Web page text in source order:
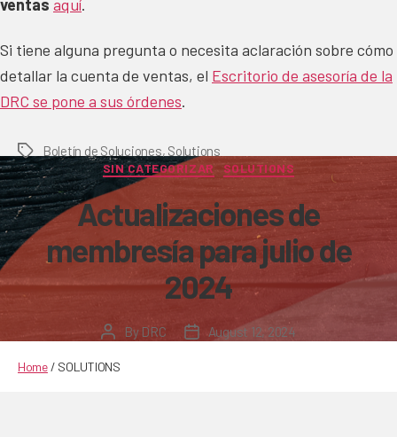
ventas aquí.
Si tiene alguna pregunta o necesita aclaración sobre cómo
detallar la cuenta de ventas, el Escritorio de asesoría de la
DRC se pone a sus órdenes.
TagsBoletín de Soluciones, Solutions
Categories
SIN CATEGORIZAR SOLUTIONS
Actualizaciones de
membresía para julio de
2024
PostBy DRC
PostAugust 12, 2024
Home/ SOLUTIONS